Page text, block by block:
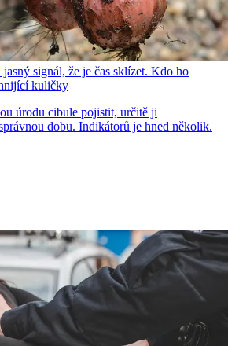
signál, že je čas sklízet. Kdo ho
kuličky
úrodu cibule pojistit, určitě ji
dobu. Indikátorů je hned několik.